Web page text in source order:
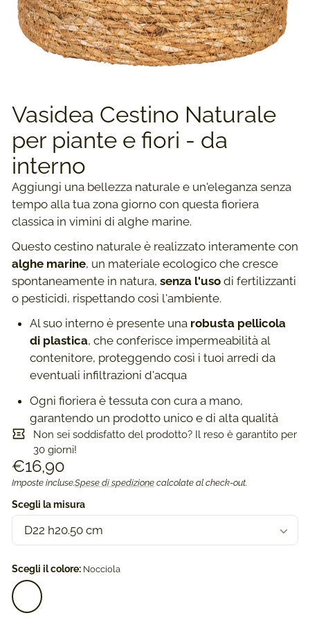
Vasidea Cestino Naturale
per piante e fiori - da
interno
Aggiungi una bellezza naturale e un'eleganza senza
tempo alla tua zona giorno con questa fioriera
classica in vimini di alghe marine.
Questo cestino naturale è realizzato interamente con
alghe marine, un materiale ecologico che cresce
spontaneamente in natura, senza l'uso di fertilizzanti
o pesticidi, rispettando così l'ambiente.
Al suo interno è presente unarobusta pellicola
di plastica, che conferisce impermeabilità al
contenitore, proteggendo così i tuoi arredi da
eventuali infiltrazioni d'acqua
Ogni fioriera è tessuta con cura a mano,
garantendo un prodotto unico e di alta qualità
Non sei soddisfatto del prodotto? Il reso è garantito per
30 giorni!
Prezzo
di
listino
€16,90
Prezzo
unitario
/
per
Imposte incluse.Spese di spedizione calcolate al check-out.
Scegli la misura
Scegli il colore: Nocciola
Nocciola